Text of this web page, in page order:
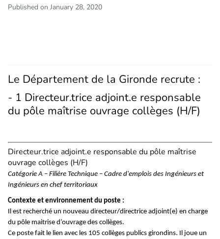
Published on January 28, 2020
Le Département de la Gironde recrute :
- 1 Directeur.trice adjoint.e responsable
du pôle maîtrise ouvrage collèges (H/F)
Directeur.trice adjoint.e responsable du pôle maîtrise
ouvrage collèges (H/F)
Catégorie A – Filière Technique – Cadre d'emplois des Ingénieurs et
Ingénieurs en chef territoriaux
Contexte et environnement du poste :
Il est recherché un nouveau directeur/directrice adjoint(e) en charge
du pôle maitrise d’ouvrage des collèges.
Ce poste fait le lien avec les 105 collèges publics girondins. Il joue un